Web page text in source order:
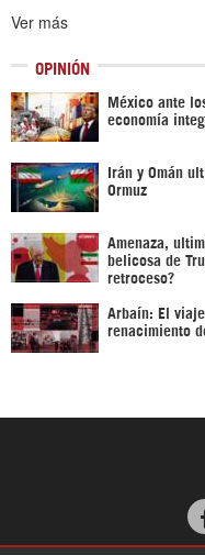
Ver más
OPINIÓN
México ante
economía
Irán y Omán
Ormuz
Amenaza,
belicosa de
retroceso?
Arbaín: El
renacimiento